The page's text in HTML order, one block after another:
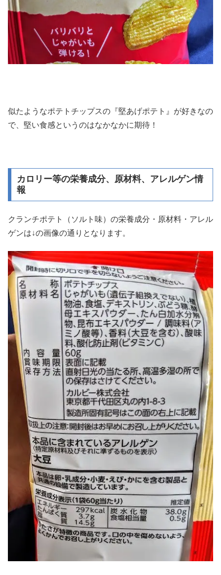
似たようなポテトチップスの『堅あげポテト』が好きなの
で、堅い食感というのはなかなかに期待！
カロリー等の栄養成分、原材料、アレルゲン情
報
クランチポテト（ソルト味）の栄養成分・原材料・アレル
ゲンは↓の画像の通りとなります。